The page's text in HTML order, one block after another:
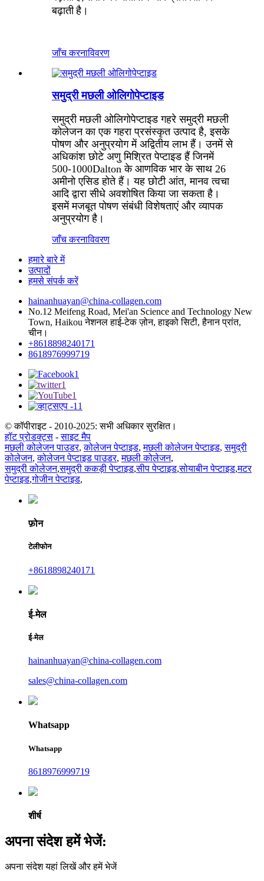
बढ़ाती है।
जाँच करनाविवरण
समुद्री मछली ओलिगोपेप्टाइड
समुद्री मछली ओलिगोपेप्टाइड गहरे समुद्री मछली
कोलेजन का एक गहरा प्रसंस्कृत उत्पाद है, इसके
पोषण और अनुप्रयोग में अद्वितीय लाभ हैं। उनमें से
अधिकांश छोटे अणु मिश्रित पेप्टाइड हैं जिनमें
500-1000Dalton के आणविक भार के साथ 26
अमीनो एसिड होते हैं। यह छोटी आंत, मानव त्वचा
आदि द्वारा सीधे अवशोषित किया जा सकता है।
इसमें मजबूत पोषण संबंधी विशेषताएं और व्यापक
अनुप्रयोग है।
जाँच करनाविवरण
हमारे बारे में
उत्पादों
हमसे संपर्क करें
hainanhuayan@china-collagen.com
No.12 Meifeng Road, Mei'an Science and Technology New
Town, Haikou नेशनल हाई-टेक ज़ोन, हाइको सिटी, हैनान प्रांत,
चीन।
+8618898240171
8618976999719
© कॉपीराइट - 2010-2025: सभी अधिकार सुरक्षित।
हॉट प्रोडक्ट्स -साइट मैप
मछली कोलेजन पाउडर,कोलेजन पेप्टाइड,मछली कोलेजन पेप्टाइड,समुद्री
कोलेजन,कोलेजन पेप्टाइड पाउडर,मछली कोलेजन,
समुद्री कोलेजन,समुद्री ककड़ी पेप्टाइड,सीप पेप्टाइड,सोयाबीन पेप्टाइड,मटर
पेप्टाइड,गोजीन पेप्टाइड,
फ़ोन
टेलीफोन
+8618898240171
ई-मेल
ई-मेल
hainanhuayan@china-collagen.com
sales@china-collagen.com
Whatsapp
Whatsapp
8618976999719
शीर्ष
अपना संदेश हमें भेजें:
अपना संदेश यहां लिखें और हमें भेजें